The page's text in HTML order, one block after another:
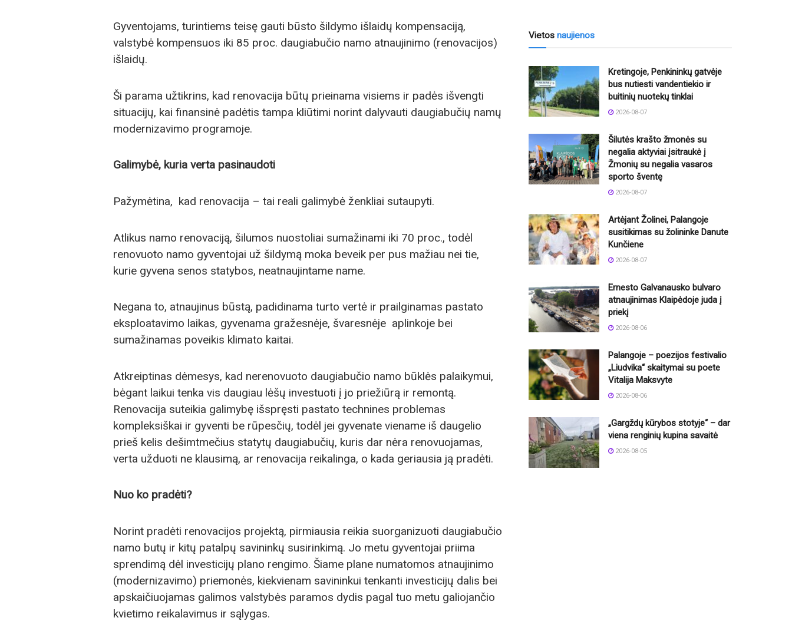
Gyventojams, turintiems teisę gauti būsto šildymo išlaidų kompensaciją,
valstybė kompensuos iki 85 proc. daugiabučio namo atnaujinimo (renovacijos)
išlaidų.
Ši parama užtikrins, kad renovacija būtų prieinama visiems ir padės išvengti
situacijų, kai finansinė padėtis tampa kliūtimi norint dalyvauti daugiabučių namų
modernizavimo programoje.
Galimybė, kuria verta pasinaudoti
Pažymėtina, kad renovacija – tai reali galimybė ženkliai sutaupyti.
Atlikus namo renovaciją, šilumos nuostoliai sumažinami iki 70 proc., todėl
renovuoto namo gyventojai už šildymą moka beveik per pus mažiau nei tie,
kurie gyvena senos statybos, neatnaujintame name.
Negana to, atnaujinus būstą, padidinama turto vertė ir prailginamas pastato
eksploatavimo laikas, gyvenama gražesnėje, švaresnėje aplinkoje bei
sumažinamas poveikis klimato kaitai.
Atkreiptinas dėmesys, kad nerenovuoto daugiabučio namo būklės palaikymui,
bėgant laikui tenka vis daugiau lėšų investuoti į jo priežiūrą ir remontą.
Renovacija suteikia galimybę išspręsti pastato technines problemas
kompleksiškai ir gyventi be rūpesčių, todėl jei gyvenate viename iš daugelio
prieš kelis dešimtmečius statytų daugiabučių, kuris dar nėra renovuojamas,
verta užduoti ne klausimą, ar renovacija reikalinga, o kada geriausia ją pradėti.
Nuo ko pradėti?
Norint pradėti renovacijos projektą, pirmiausia reikia suorganizuoti daugiabučio
namo butų ir kitų patalpų savininkų susirinkimą. Jo metu gyventojai priima
sprendimą dėl investicijų plano rengimo. Šiame plane numatomos atnaujinimo
(modernizavimo) priemonės, kiekvienam savininkui tenkanti investicijų dalis bei
apskaičiuojamas galimos valstybės paramos dydis pagal tuo metu galiojančio
kvietimo reikalavimus ir sąlygas.
Vietos naujienos
Kretingoje, Penkininkų gatvėje
bus nutiesti vandentiekio ir
buitinių nuotekų tinklai
2026-08-07
Šilutės krašto žmonės su
negalia aktyviai įsitraukė į
Žmonių su negalia vasaros
sporto šventę
2026-08-07
Artėjant Žolinei, Palangoje
susitikimas su žolininke Danute
Kunčiene
2026-08-07
Ernesto Galvanausko bulvaro
atnaujinimas Klaipėdoje juda į
priekį
2026-08-06
Palangoje – poezijos festivalio
„Liudvika“ skaitymai su poete
Vitalija Maksvyte
2026-08-06
„Gargždų kūrybos stotyje“ – dar
viena renginių kupina savaitė
2026-08-05